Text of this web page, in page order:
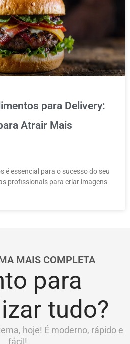
para Delivery:
Atrair Mais
é essencial para o sucesso do seu
profissionais para criar imagens
MAIS COMPLETA
para
tudo?
hoje! É moderno, rápido e
fácil!